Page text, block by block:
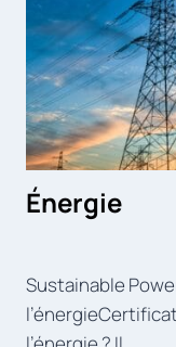
Énergie
Sustainable